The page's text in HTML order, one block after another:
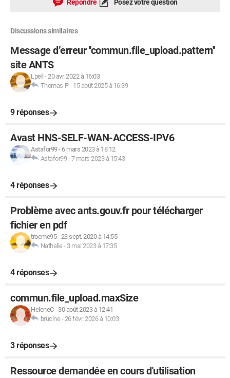
Répondre Posez votre question
Discussions similaires
Message d’erreur ''commun.file_upload.pattern''
site ANTS
Lpell -20 avr. 2022 à 16:03
Thomas-P- 15 août 2025 à 16:39
9 réponses
Avast HNS-SELF-WAN-ACCESS-IPV6
Astafor99- 6 mars 2023 à 18:12
Astafor99-7 mars 2023 à 15:43
4 réponses
Problème avec ants.gouv.fr pour télécharger
fichier en pdf
trocme95-23 sept. 2020 à 14:55
Nathalie- 3 mai 2023 à 17:35
4 réponses
commun.file_upload.maxSize
HeleneC- 30 août 2023 à 12:41
brucine-26 févr. 2026 à 10:03
3 réponses
Ressource demandée en cours d'utilisation